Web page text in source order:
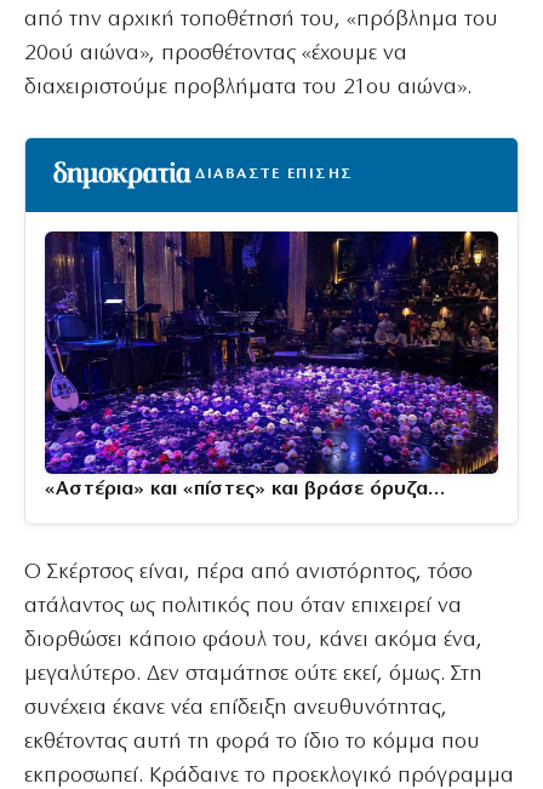
από την αρχική τοποθέτησή του, «πρόβλημα του
20ού αιώνα», προσθέτοντας «έχουμε να
διαχειριστούμε προβλήματα του 21ου αιώνα».
ΔΙΑΒΑΣΤΕ ΕΠΙΣΗΣ
«Αστέρια» και «πίστες» και βράσε όρυζα…
Ο Σκέρτσος είναι, πέρα από ανιστόρητος, τόσο
ατάλαντος ως πολιτικός που όταν επιχειρεί να
διορθώσει κάποιο φάουλ του, κάνει ακόμα ένα,
μεγαλύτερο. Δεν σταμάτησε ούτε εκεί, όμως. Στη
συνέχεια έκανε νέα επίδειξη ανευθυνότητας,
εκθέτοντας αυτή τη φορά το ίδιο το κόμμα που
εκπροσωπεί. Κράδαινε το προεκλογικό πρόγραμμα